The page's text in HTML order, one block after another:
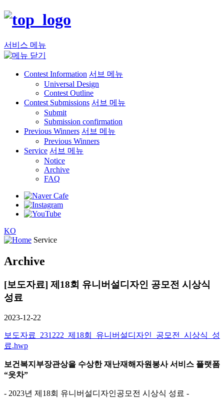
서비스 메뉴
Contest Information 서브 메뉴
Universal Design
Contest Outline
Contest Submissions 서브 메뉴
Submit
Submission confirmation
Previous Winners 서브 메뉴
Previous Winners
Service 서브 메뉴
Notice
Archive
FAQ
KO
Service
Archive
[보도자료] 제18회 유니버설디자인 공모전 시상식
성료
2023-12-22
보도자료_231222_제18회_유니버설디자인_공모전_시상식_성
료.hwp
보건복지부장관상을 수상한재난재해자원봉사 서비스 플랫폼
“읏차”
- 2023년 제18회 유니버설디자인공모전 시상식 성료 -